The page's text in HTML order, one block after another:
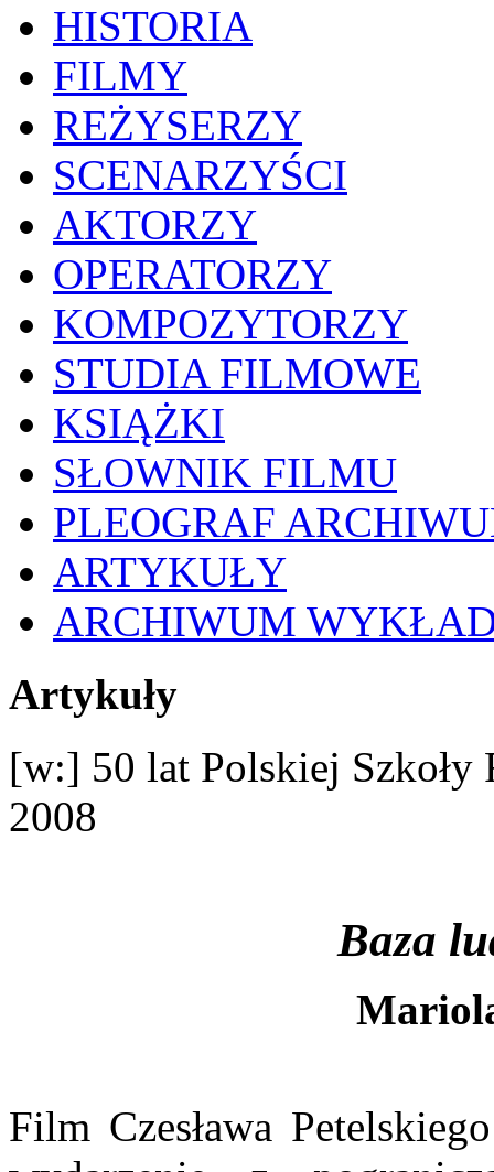
HISTORIA
FILMY
REŻYSERZY
SCENARZYŚCI
AKTORZY
OPERATORZY
KOMPOZYTORZY
STUDIA FILMOWE
KSIĄŻKI
SŁOWNIK FILMU
PLEOGRAF
ARTYKUŁY
ARCHIWUM
Artykuły
[w:] 50 lat Polskiej
2008
Baza
Film Czesława